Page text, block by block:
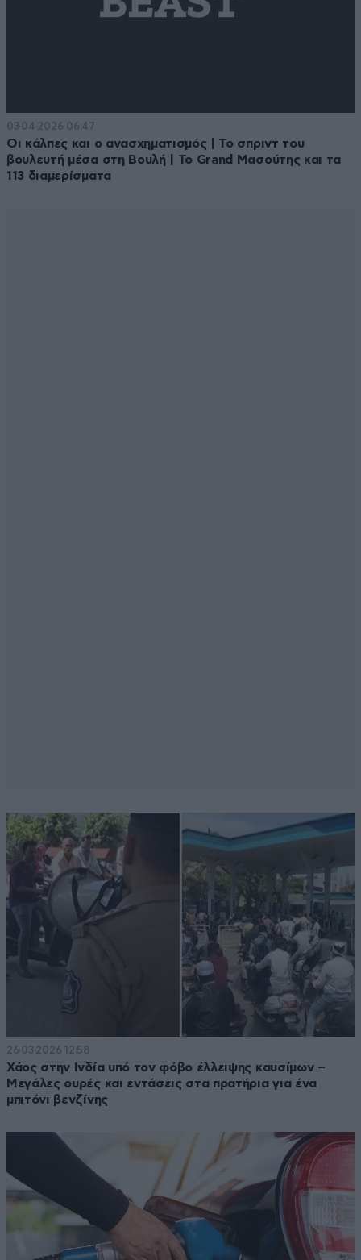
03·04·2026 06:47
Οι κάλπες και ο ανασχηματισμός | Το σπριντ του
βουλευτή μέσα στη Βουλή | Το Grand Μασούτης και τα
113 διαμερίσματα
26·03·2026 12:58
Χάος στην Ινδία υπό τον φόβο έλλειψης καυσίμων –
Μεγάλες ουρές και εντάσεις στα πρατήρια για ένα
μπιτόνι βενζίνης